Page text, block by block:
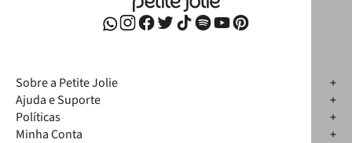
Sobre a Petite Jolie
Ajuda e Suporte
Políticas
Minha Conta